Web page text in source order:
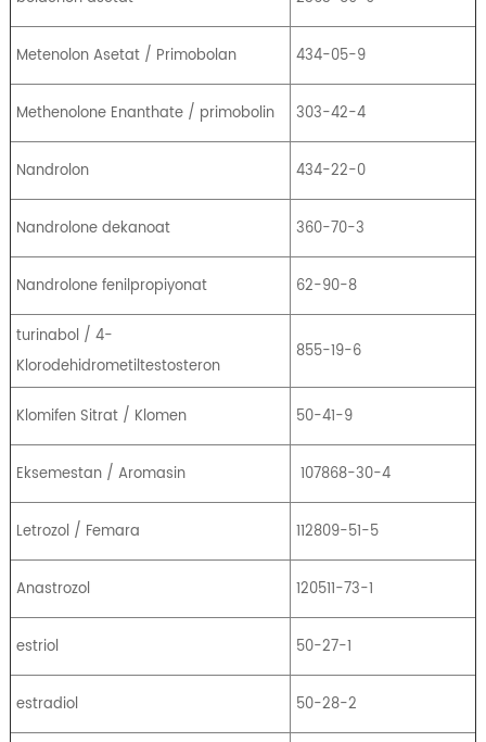
Metenolon Asetat / Primobolan 434-05-9
Methenolone Enanthate / primobolin 303-42-4
Nandrolon 434-22-0
Nandrolone dekanoat 360-70-3
Nandrolone fenilpropiyonat 62-90-8
turinabol / 4-
Klorodehidrometiltestosteron
855-19-6
Klomifen Sitrat / Klomen 50-41-9
Eksemestan / Aromasin 107868-30-4
Letrozol / Femara 112809-51-5
Anastrozol 120511-73-1
estriol 50-27-1
estradiol 50-28-2